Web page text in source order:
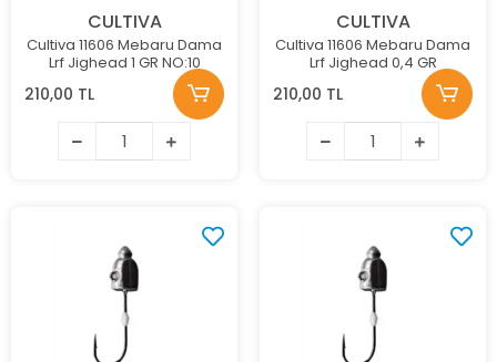
CULTIVA
Cultiva 11606 Mebaru Dama
Lrf Jighead 1 GR NO:10
210,00 TL
CULTIVA
Cultiva 11606 Mebaru Dama
Lrf Jighead 0,4 GR
210,00 TL